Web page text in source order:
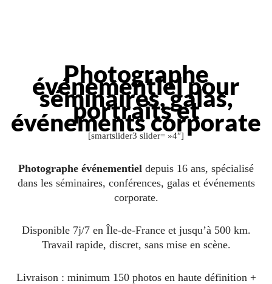
Photographe
événementiel pour
séminaires, galas,
portraits et
événements corporate
[smartslider3 slider= »4″]
Photographe événementiel depuis 16 ans, spécialisé
dans les séminaires, conférences, galas et événements
corporate.
Disponible 7j/7 en Île-de-France et jusqu’à 500 km.
Travail rapide, discret, sans mise en scène.
Livraison : minimum 150 photos en haute définition +